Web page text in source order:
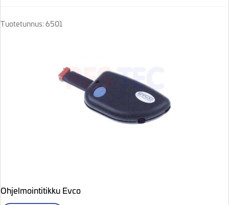
Tuotetunnus: 6501
Ohjelmointitikku Evco